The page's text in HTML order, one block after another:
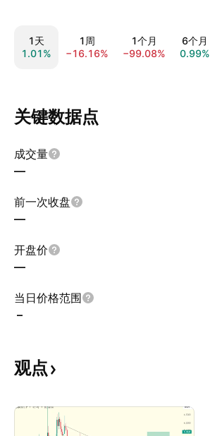
1天
1.01%
1周
−16.16%
1个月
−99.08%
6个月
0.99%
关键数据点
成交量
—
前一次收盘
—
开盘价
—
当日价格范围
–
观点